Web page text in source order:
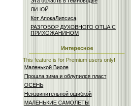
ЛИ ЮЙ
Кот АпокаЛипсиса
РАЗГОВОР ДУХОВНОГО ОТЦА С
ПРИХОЖАНИНОМ
Интересное
This feature is for Premium users only!
Маленькой Виоле
Прошла зима и облупился пласт
ОСЕНЬ
Неизвинительной ошибкой
МАЛЕНЬКИЕ САМОЛЕТЫ